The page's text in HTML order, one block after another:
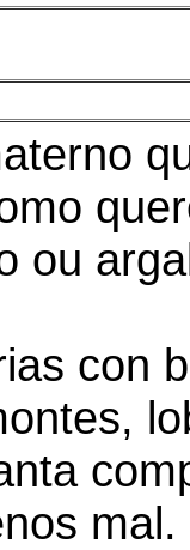
ou
con
mal.